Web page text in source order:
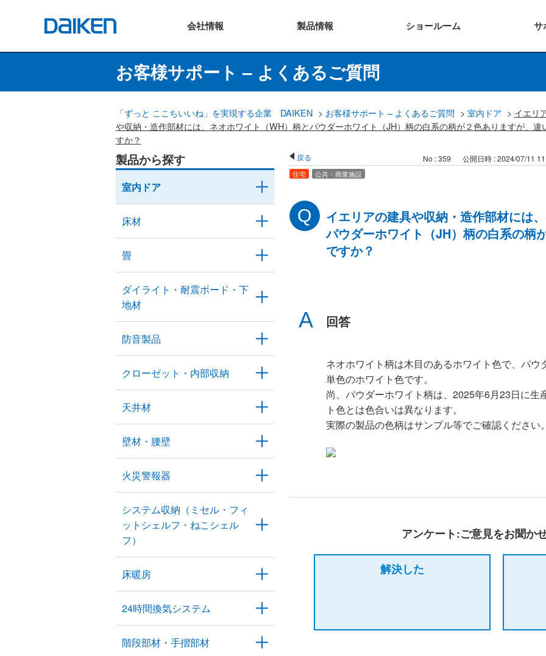
会社情報 製品情報 ショールーム サ
お客様サポート – よくあるご質問
「ずっと ここちいいね」を実現する企業 DAIKEN > お客様サポート – よくあるご質問 > 室内ドア > イエリ
や収納・造作部材には、ネオホワイト（WH）柄とパウダーホワイト（JH）柄の白系の柄が２色ありますが、違
すか？
製品から探す
室内ドア
床材
畳
ダイライト・耐震ボード・下
地材
防音製品
クローゼット・内部収納
天井材
壁材・腰壁
火災警報器
システム収納（ミセル・フィ
ットシェルフ・ねこシェル
フ）
床暖房
24時間換気システム
階段部材・手摺部材
戻る No : 359 公開日時 : 2024/07/11
住宅 公共・商業施設
イエリアの建具や収納・造作部材には
パウダーホワイト（JH）柄の白系の柄
ですか？
回答
ネオホワイト柄は木目のあるホワイト色で、パウ
単色のホワイト色です。
尚、パウダーホワイト柄は、2025年6月23日に生
ト色とは色合いは異なります。
実際の製品の色柄はサンプル等でご確認ください
アンケート:ご意見をお聞か
解決した